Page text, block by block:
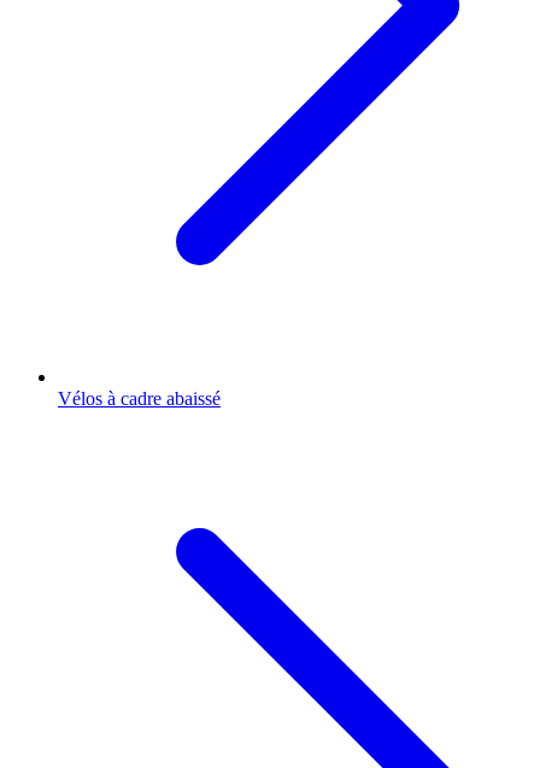
Vélos à cadre abaissé